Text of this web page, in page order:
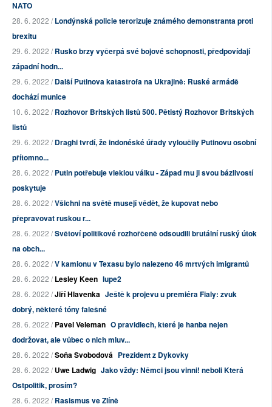
NATO
28. 6. 2022 /Londýnská policie terorizuje známého demonstranta proti
brexitu
29. 6. 2022 /Rusko brzy vyčerpá své bojové schopnosti, předpovídají
západní hodn...
29. 6. 2022 /Další Putinova katastrofa na Ukrajině: Ruské armádě
dochází munice
10. 6. 2022 /Rozhovor Britských listů 500. Pětistý Rozhovor Britských
listů
29. 6. 2022 /Draghi tvrdí, že indonéské úřady vyloučily Putinovu osobní
přítomno...
28. 6. 2022 /Putin potřebuje vleklou válku - Západ mu ji svou bázlivostí
poskytuje
28. 6. 2022 /Všichni na světě musejí vědět, že kupovat nebo
přepravovat ruskou r...
28. 6. 2022 /Světoví politikové rozhořčeně odsoudili brutální ruský útok
na obch...
28. 6. 2022 /V kamionu v Texasu bylo nalezeno 46 mrtvých imigrantů
28. 6. 2022 /Lesley Keen lupe2
28. 6. 2022 /Jiří Hlavenka Ještě k projevu u premiéra Fialy: zvuk
dobrý, některé tóny falešné
28. 6. 2022 /Pavel Veleman O pravidlech, které je hanba nejen
dodržovat, ale vůbec o nich mluv...
28. 6. 2022 /Soňa Svobodová Prezident z Dykovky
28. 6. 2022 /Uwe Ladwig Jako vždy: Němci jsou vinni! neboli Která
Ostpolitik, prosím?
28. 6. 2022 /Rasismus ve Zlíně